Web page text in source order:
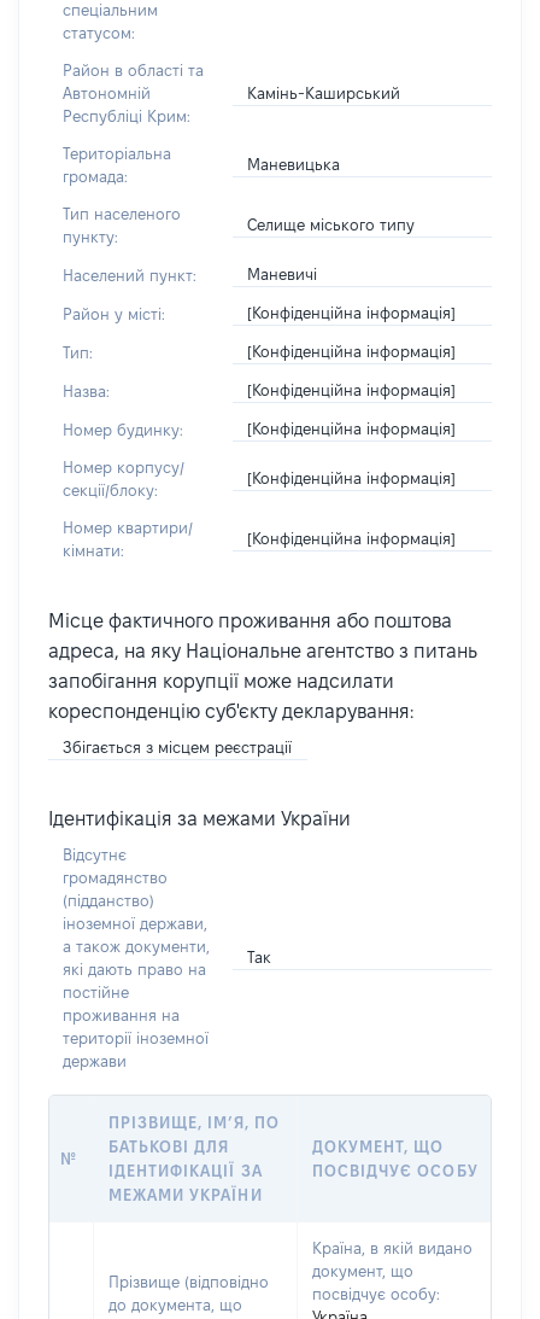
спеціальним
статусом:
Район в області та
Автономній
Республіці Крим:
Камінь-Каширський
Територіальна
громада:
Маневицька
Тип населеного
пункту:
Селище міського типу
Населений пункт: Маневичі
Район у місті: [Конфіденційна інформація]
Тип: [Конфіденційна інформація]
Назва: [Конфіденційна інформація]
Номер будинку: [Конфіденційна інформація]
Номер корпусу/
секції/блоку:
[Конфіденційна інформація]
Номер квартири/
кімнати:
[Конфіденційна інформація]
Місце фактичного проживання або поштова
адреса, на яку Національне агентство з питань
запобігання корупції може надсилати
кореспонденцію суб'єкту декларування:
Збігається з місцем реєстрації
Ідентифікація за межами України
Відсутнє
громадянство
(підданство)
іноземної держави,
а також документи,
які дають право на
постійне
проживання на
території іноземної
держави
Так
№
ПРІЗВИЩЕ, ІМ’Я, ПО
БАТЬКОВІ ДЛЯ
ІДЕНТИФІКАЦІЇ ЗА
МЕЖАМИ УКРАЇНИ
ДОКУМЕНТ, ЩО
ПОСВІДЧУЄ ОСОБУ
Прізвище (відповідно
до документа, що
Країна, в якій видано
документ, що
посвідчує особу: